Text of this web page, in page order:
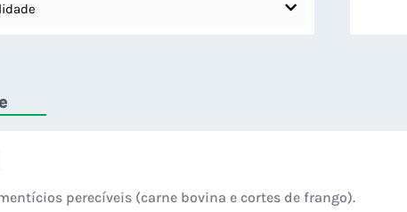
perecíveis (carne bovina e cortes de frango).